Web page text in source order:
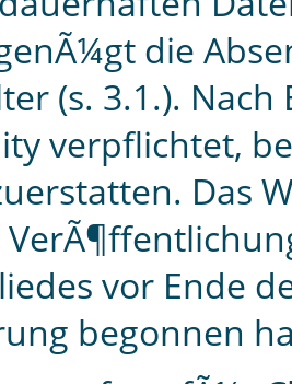
die
(s. 3.1.).
verpflichtet,
Das
vor Ende
begonnen